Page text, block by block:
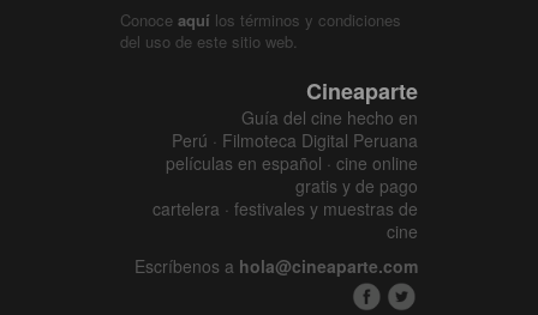
Conoce aquí los términos y condiciones
del uso de este sitio web.
Cineaparte
Guía del cine hecho en
Perú · Filmoteca Digital Peruana
películas en español · cine online
gratis y de pago
cartelera · festivales y muestras de
cine
Escríbenos a hola@cineaparte.com